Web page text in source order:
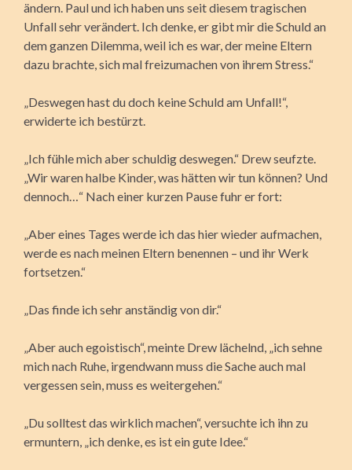
ändern. Paul und ich haben uns seit diesem tragischen
Unfall sehr verändert. Ich denke, er gibt mir die Schuld an
dem ganzen Dilemma, weil ich es war, der meine Eltern
dazu brachte, sich mal freizumachen von ihrem Stress.“
„Deswegen hast du doch keine Schuld am Unfall!“,
erwiderte ich bestürzt.
„Ich fühle mich aber schuldig deswegen.“ Drew seufzte.
„Wir waren halbe Kinder, was hätten wir tun können? Und
dennoch…“ Nach einer kurzen Pause fuhr er fort:
„Aber eines Tages werde ich das hier wieder aufmachen,
werde es nach meinen Eltern benennen – und ihr Werk
fortsetzen.“
„Das finde ich sehr anständig von dir.“
„Aber auch egoistisch“, meinte Drew lächelnd, „ich sehne
mich nach Ruhe, irgendwann muss die Sache auch mal
vergessen sein, muss es weitergehen.“
„Du solltest das wirklich machen“, versuchte ich ihn zu
ermuntern, „ich denke, es ist ein gute Idee.“